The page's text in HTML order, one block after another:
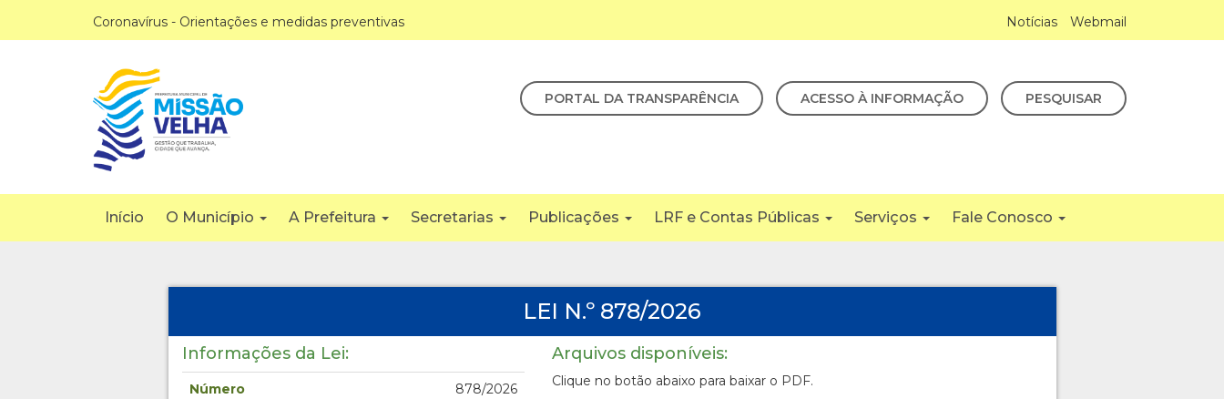
Coronavírus - Orientações e medidas preventivas Notícias Webmail
PORTAL DA TRANSPARÊNCIA ACESSO À INFORMAÇÃO PESQUISAR
Início O Município A Prefeitura Secretarias Publicações LRF e Contas Públicas Serviços Fale Conosco
LEI N.º 878/2026
Informações da Lei:
Número 878/2026
Arquivos disponíveis:
Clique no botão abaixo para baixar o PDF.